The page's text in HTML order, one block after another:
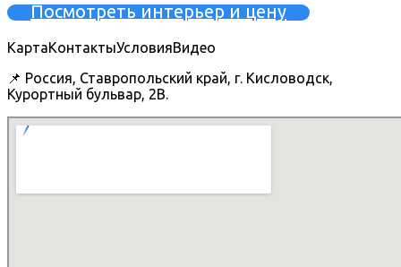
Посмотреть интерьер и цену
КартаКонтактыУсловияВидео
📌 Россия, Ставропольский край, г. Кисловодск,
Курортный бульвар, 2В.